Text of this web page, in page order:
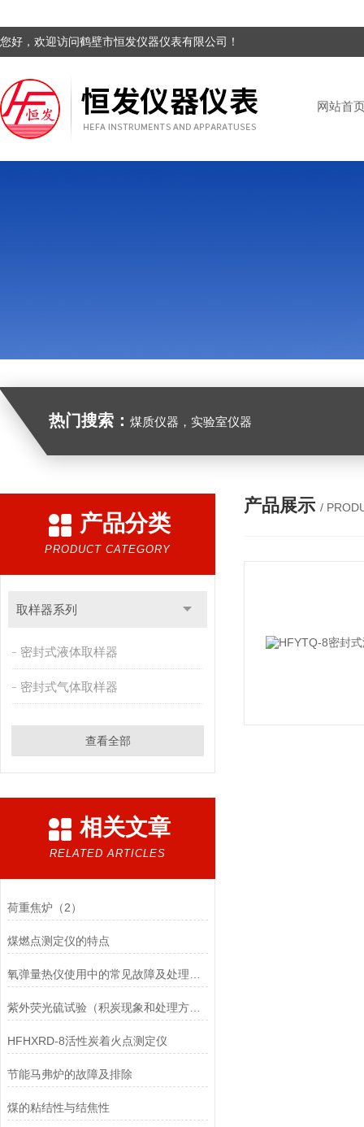
您好，欢迎访问鹤壁市恒发仪器仪表有限公司！
网站首
热门搜索： 煤质仪器，实验室仪器
产品分类
PRODUCT CATEGORY
取样器系列
密封式液体取样器
密封式气体取样器
查看全部
相关文章
RELATED ARTICLES
荷重焦炉（2）
煤燃点测定仪的特点
紫外荧光硫试验（积炭现象和处理方法）
HFHXRD-8活性炭着火点测定仪
节能马弗炉的​故障及排除
​煤的粘结性与结焦性
产品展示 /